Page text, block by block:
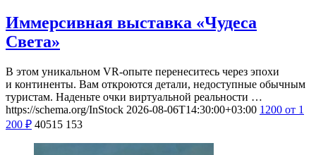
Иммерсивная выставка «Чудеса
Света»
В этом уникальном VR-опыте перенеситесь через эпохи
и континенты. Вам откроются детали, недоступные обычным
туристам. Наденьте очки виртуальной реальности …
https://schema.org/InStock 2026-08-06T14:30:00+03:00 1200 от 1
200 ₽ 40515 153